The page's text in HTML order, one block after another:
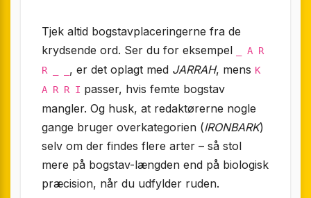
Tjek altid bogstavplaceringerne fra de
krydsende ord. Ser du for eksempel
_ A R
R _ _ , er det oplagt med JARRAH, mens K
A R R I passer, hvis femte bogstav
mangler. Og husk, at redaktørerne nogle
gange bruger overkategorien (IRONBARK)
selv om der findes flere arter – så stol
mere på bogstav-længden end på biologisk
præcision, når du udfylder ruden.